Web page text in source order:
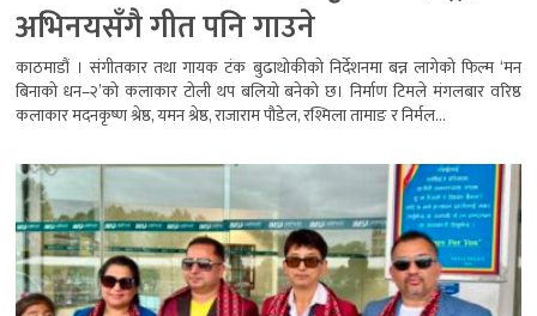
अभिनयसँगै गीत पनि गाउने
काठमाडौं । संगीतकार तथा गायक टंक बुढाथोकीको निर्देशनमा बन्न लागेको फिल्म ‘मन
बिनाको धन–२’को कलाकार टोली थप बलियो बनेको छ। निर्माण टिमले मंगलबार वरिष्ठ
कलाकार मदनकृष्ण श्रेष्ठ, यमन श्रेष्ठ, राजाराम पौडेल, रश्मिला तामाङ र निर्मल...